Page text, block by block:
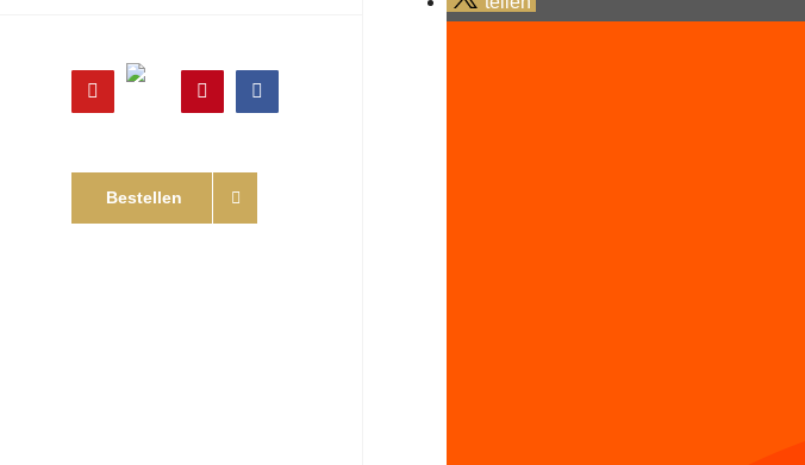
YouTube
Shop
PinterestFacebook
Bestellen